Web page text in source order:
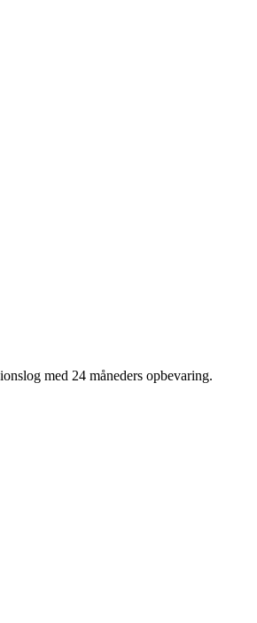
med 24 måneders opbevaring.